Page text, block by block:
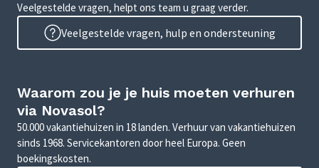
Veelgestelde vragen, helpt ons team u graag verder.
Veelgestelde vragen, hulp en ondersteuning
Waarom zou je je huis moeten verhuren
via Novasol?
50.000 vakantiehuizen in 18 landen. Verhuur van vakantiehuizen
sinds 1968. Servicekantoren door heel Europa. Geen
boekingskosten.